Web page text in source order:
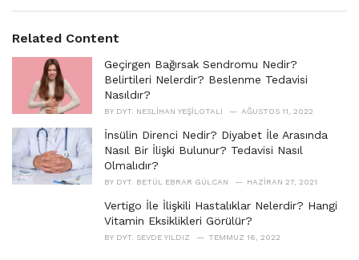
o
r
i
:Related Content
Geçirgen Bağırsak Sendromu Nedir?
Belirtileri Nelerdir? Beslenme Tedavisi
Nasıldır?
BY DYT. NESLIHAN YEŞILOTALI AĞUSTOS 11, 2022
İnsülin Direnci Nedir? Diyabet İle Arasında
Nasıl Bir İlişki Bulunur? Tedavisi Nasıl
Olmalıdır?
BY DYT. BETÜL EBRAR GÜLCAN HAZIRAN 27, 2021
Vertigo İle İlişkili Hastalıklar Nelerdir? Hangi
Vitamin Eksiklikleri Görülür?
BY DYT. SEVDE YILDIZ TEMMUZ 16, 2022